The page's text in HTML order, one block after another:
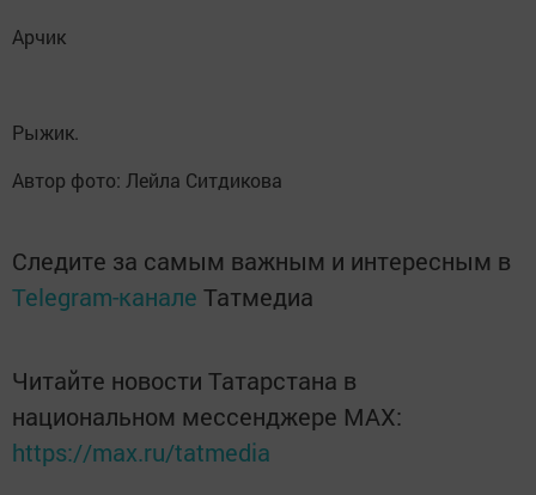
Арчик
Рыжик.
Автор фото: Лейла Ситдикова
Следите за самым важным и интересным в
Telegram-канале Татмедиа
Читайте новости Татарстана в
национальном мессенджере MАХ:
https://max.ru/tatmedia